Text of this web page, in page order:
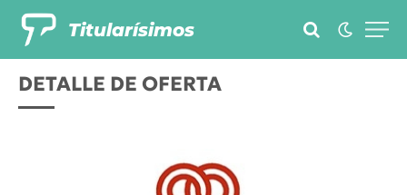
Titularísimos
DETALLE DE OFERTA